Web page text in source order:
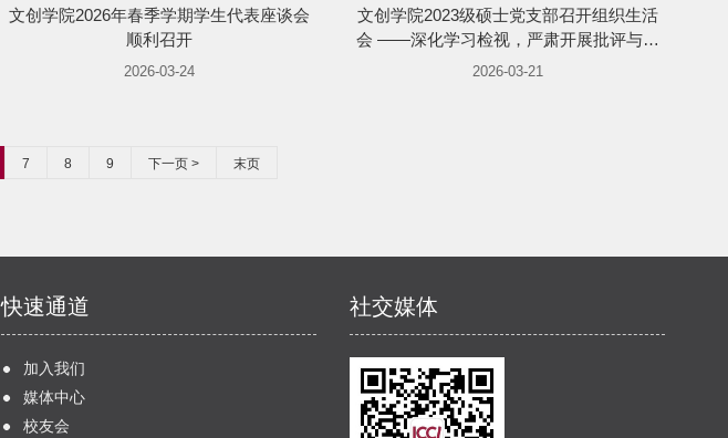
文创学院2026年春季学期学生代表座谈会
顺利召开
2026-03-24
文创学院2023级硕士党支部召开组织生活
会 ——深化学习检视，严肃开展批评与自
我批评
2026-03-21
7 8 9 下一页 > 末页
快速通道
加入我们
媒体中心
校友会
社交媒体